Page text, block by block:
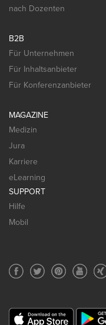
nach Dozenten
B2B
Für Unternehmen
Für Inhaltsanbieter
Für Konferenzanbieter
MAGAZINE
Medizin
Jura
Karriere
eLearning
SUPPORT
Hilfe
Mobil